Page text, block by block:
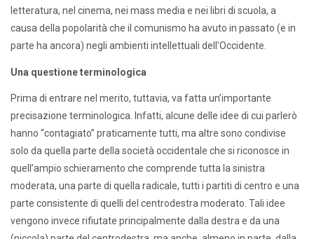
letteratura, nel cinema, nei mass media e nei libri di scuola, a
causa della popolarità che il comunismo ha avuto in passato (e in
parte ha ancora) negli ambienti intellettuali dell’Occidente.
Una questione terminologica
Prima di entrare nel merito, tuttavia, va fatta un’importante
precisazione terminologica. Infatti, alcune delle idee di cui parlerò
hanno “contagiato” praticamente tutti, ma altre sono condivise
solo da quella parte della società occidentale che si riconosce in
quell’ampio schieramento che comprende tutta la sinistra
moderata, una parte di quella radicale, tutti i partiti di centro e una
parte consistente di quelli del centrodestra moderato. Tali idee
vengono invece rifiutate principalmente dalla destra e da una